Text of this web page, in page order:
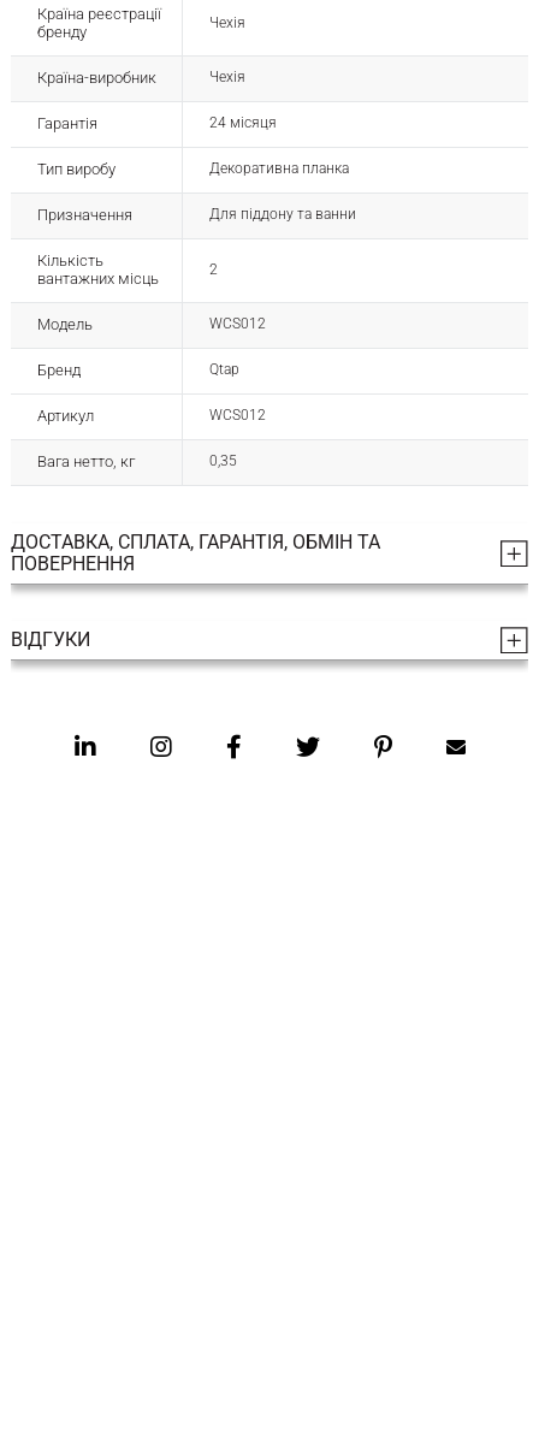
Країна реєстрації
бренду
Чехія
Країна-виробник Чехія
Гарантія 24 місяця
Тип виробу Декоративна планка
Призначення Для піддону та ванни
Кількість
вантажних місць
2
Модель WCS012
Бренд Qtap
Артикул WCS012
Вага нетто, кг 0,35
ДОСТАВКА, СПЛАТА, ГАРАНТІЯ, ОБМІН ТА
ПОВЕРНЕННЯ
ВІДГУКИ